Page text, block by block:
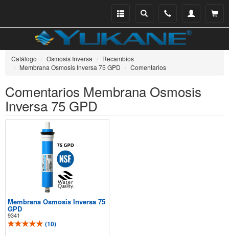
Ver
Mi
Teléfono
Buscar
Menu
Catálogo Osmosis Inversa
Recambios
Membrana Osmosis Inversa 75 GPD
Comentarios
Comentarios Membrana Osmosis
Inversa 75 GPD
Membrana Osmosis Inversa 75
GPD
9341
(10)